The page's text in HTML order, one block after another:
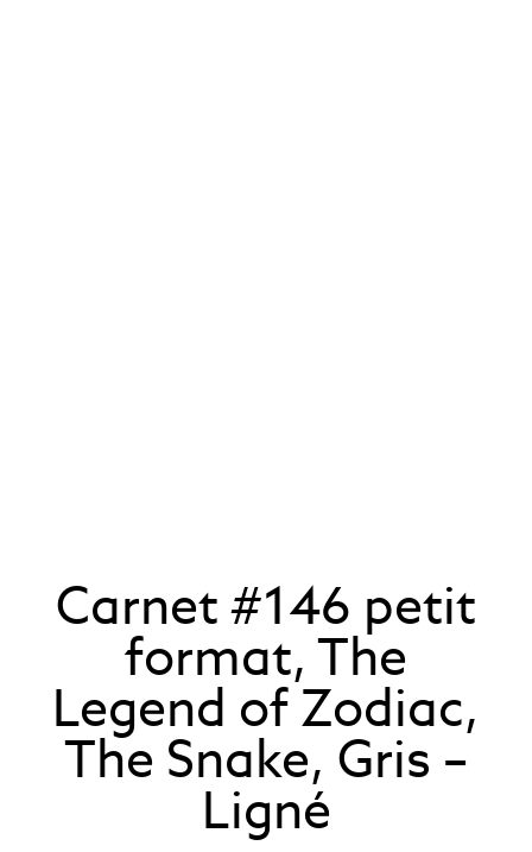
Carnet #146 petit
format, The
Legend of Zodiac,
The Snake, Gris –
Ligné